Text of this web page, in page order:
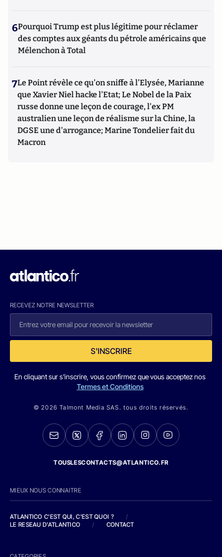
6Pourquoi Trump est plus légitime pour réclamer
des comptes aux géants du pétrole américains que
Mélenchon à Total
7Le Point révèle ce qu'on sniffe à l'Elysée, Marianne
que Xavier Niel hacke l'Etat; Le Nobel de la Paix
russe donne une leçon de courage, l'ex PM
australien une leçon de réalisme sur la Chine, la
DGSE une d'arrogance; Marine Tondelier fait du
Macron
RECEVEZ NOTRE NEWSLETTER
S'INSCRIRE
En cliquant sur s'inscrire, vous confirmez que vous acceptez nos
Termes et Conditions
© 2026 Talmont Media SAS. tous droits réservés.
TOUSLESCONTACTS@ATLANTICO.FR
MIEUX NOUS CONNAITRE
ATLANTICO C'EST QUI, C'EST QUOI ?
/
LE RESEAU D'ATLANTICO
/ CONTACT